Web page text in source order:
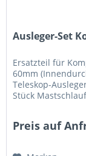
Ausleger-Set
Ersatzteil für
60mm
Teleskop-
Stück
Preis auf